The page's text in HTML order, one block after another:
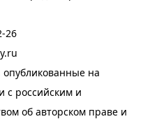
26
на
с российским и
об авторском праве и